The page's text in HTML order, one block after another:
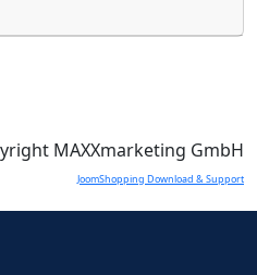
MAXXmarketing GmbH
JoomShopping Download & Support